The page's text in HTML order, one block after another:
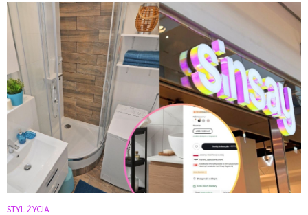
STYL ŻYCIA